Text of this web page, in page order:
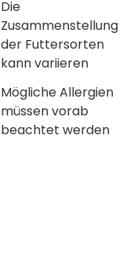
Die
Zusammenstellung
der Futtersorten
kann variieren
Mögliche Allergien
müssen vorab
beachtet werden